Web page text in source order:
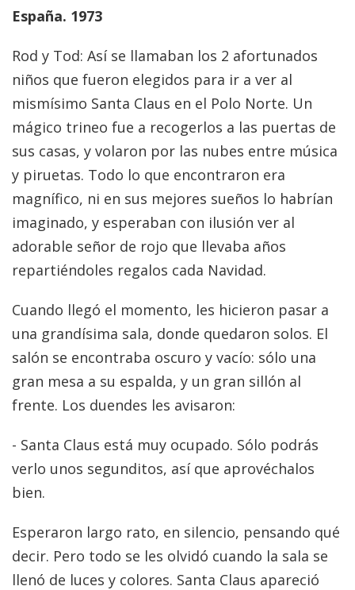
España. 1973
Rod y Tod: Así se llamaban los 2 afortunados
niños que fueron elegidos para ir a ver al
mismísimo Santa Claus en el Polo Norte. Un
mágico trineo fue a recogerlos a las puertas de
sus casas, y volaron por las nubes entre música
y piruetas. Todo lo que encontraron era
magnífico, ni en sus mejores sueños lo habrían
imaginado, y esperaban con ilusión ver al
adorable señor de rojo que llevaba años
repartiéndoles regalos cada Navidad.
Cuando llegó el momento, les hicieron pasar a
una grandísima sala, donde quedaron solos. El
salón se encontraba oscuro y vacío: sólo una
gran mesa a su espalda, y un gran sillón al
frente. Los duendes les avisaron:
- Santa Claus está muy ocupado. Sólo podrás
verlo unos segunditos, así que aprovéchalos
bien.
Esperaron largo rato, en silencio, pensando qué
decir. Pero todo se les olvidó cuando la sala se
llenó de luces y colores. Santa Claus apareció